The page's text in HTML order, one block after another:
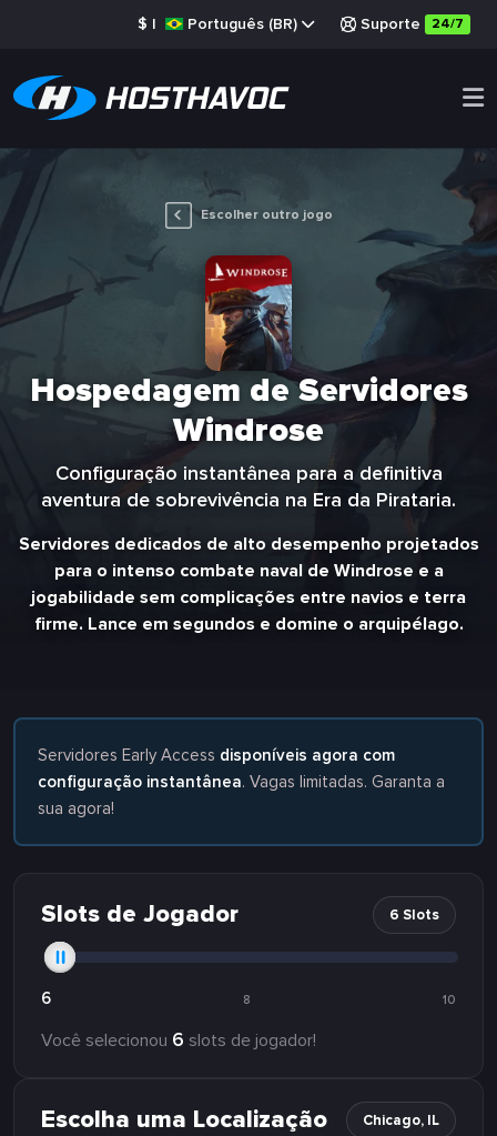
$ | Português (BR) Suporte 24/7
Escolher outro jogo
Hospedagem de Servidores
Windrose
Configuração instantânea para a definitiva
aventura de sobrevivência na Era da Pirataria.
Servidores dedicados de alto desempenho projetados
para o intenso combate naval de Windrose e a
jogabilidade sem complicações entre navios e terra
firme. Lance em segundos e domine o arquipélago.
Servidores Early Access disponíveis agora com
configuração instantânea. Vagas limitadas. Garanta a
sua agora!
Slots de Jogador 6 Slots
6 8 10
Você selecionou 6 slots de jogador!
Escolha uma Localização Chicago, IL